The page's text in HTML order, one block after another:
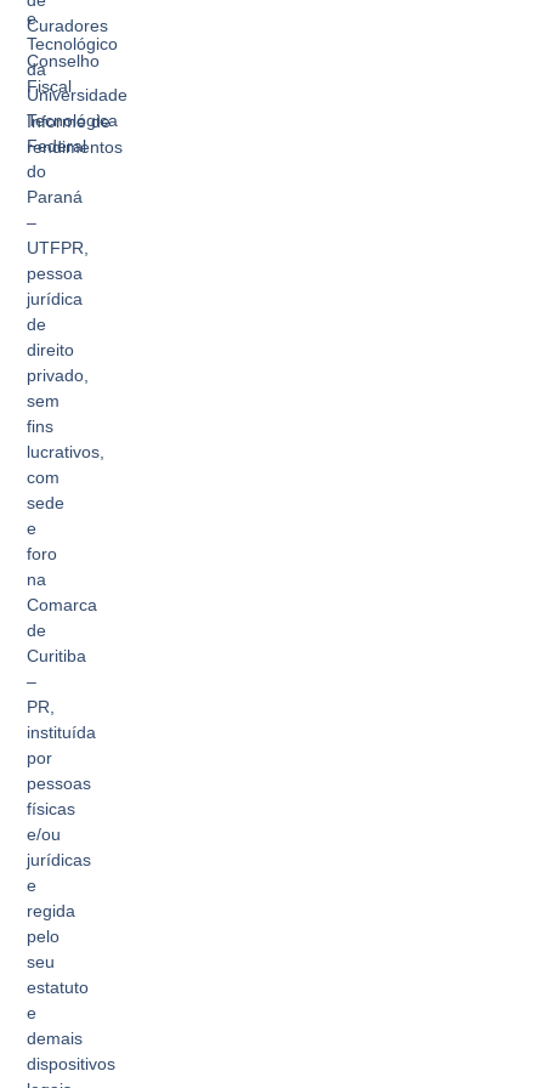
e
Tecnológico
da
Universidade
Tecnológica
Federal
do
Paraná
–
UTFPR,
pessoa
jurídica
de
direito
privado,
sem
fins
lucrativos,
com
sede
e
foro
na
Comarca
de
Curitiba
–
PR,
instituída
por
pessoas
físicas
e/ou
jurídicas
e
regida
pelo
seu
estatuto
e
demais
dispositivos
Curadores
Conselho
Fiscal
Informe de
rendimentos